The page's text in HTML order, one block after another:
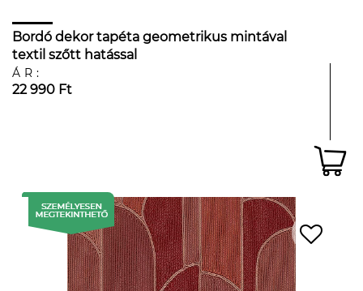
Bordó dekor tapéta geometrikus mintával
textil szőtt hatással
ÁR:
22 990 Ft